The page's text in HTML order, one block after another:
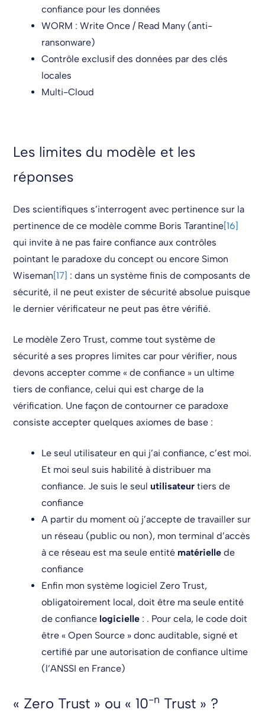
confiance pour les données
WORM : Write Once / Read Many (anti-
ransonware)
Contrôle exclusif des données par des clés
locales
Multi-Cloud
Les limites du modèle et les
réponses
Des scientifiques s’interrogent avec pertinence sur la
pertinence de ce modèle comme Boris Tarantine[16]
qui invite à ne pas faire confiance aux contrôles
pointant le paradoxe du concept ou encore Simon
Wiseman[17] : dans un système finis de composants de
sécurité, il ne peut exister de sécurité absolue puisque
le dernier vérificateur ne peut pas être vérifié.
Le modèle Zero Trust, comme tout système de
sécurité a ses propres limites car pour vérifier, nous
devons accepter comme « de confiance » un ultime
tiers de confiance, celui qui est charge de la
vérification. Une façon de contourner ce paradoxe
consiste accepter quelques axiomes de base :
Le seul utilisateur en qui j’ai confiance, c’est moi.
Et moi seul suis habilité à distribuer ma
confiance. Je suis le seulutilisateur tiers de
confiance
A partir du moment où j’accepte de travailler sur
un réseau (public ou non), mon terminal d’accès
à ce réseau est ma seule entité matérielle de
confiance
Enfin mon système logiciel Zero Trust,
obligatoirement local, doit être ma seule entité
de confiance logicielle : . Pour cela, le code doit
être « Open Source » donc auditable, signé et
certifié par une autorisation de confiance ultime
(l’ANSSI en France)
« Zero Trust » ou « 10-n Trust » ?